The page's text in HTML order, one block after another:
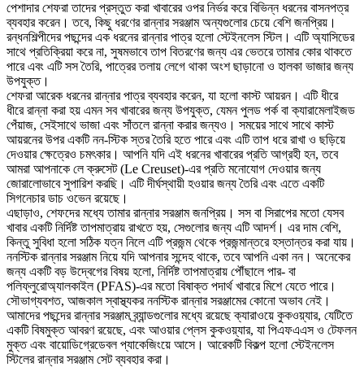
পেশাদার শেফরা তাদের প্রস্তুত করা খাবারের ওপর নির্ভর করে বিভিন্ন ধরনের বাসনপত্র
ব্যবহার করেন। তবে, কিছু ধরণের রান্নার সরঞ্জাম অন্যগুলোর চেয়ে বেশি জনপ্রিয়।
রন্ধনশিল্পীদের পছন্দের এক ধরনের রান্নার পাত্র হলো স্টেইনলেস স্টিল। এটি অ্যাসিডের
সাথে প্রতিক্রিয়া করে না, সুষমভাবে তাপ বিতরণের জন্য এর ভেতরে তামার কোর থাকতে
পারে এবং এটি সস তৈরি, পাত্রের তলায় লেগে থাকা অংশ ছাড়ানো ও হালকা ভাজার জন্য
উপযুক্ত।
শেফরা আরেক ধরনের রান্নার পাত্র ব্যবহার করেন, যা হলো কাস্ট আয়রন। এটি ধীরে
ধীরে রান্না করা হয় এমন সব খাবারের জন্য উপযুক্ত, যেমন পুলড পর্ক বা ক্যারামেলাইজড
পেঁয়াজ, সেইসাথে ভাজা এবং সাঁতলে রান্না করার জন্যও। সময়ের সাথে সাথে কাস্ট
আয়রনের উপর একটি নন-স্টিক স্তর তৈরি হতে পারে এবং এটি তাপ ধরে রাখা ও ছড়িয়ে
দেওয়ার ক্ষেত্রেও চমৎকার। আপনি যদি এই ধরনের খাবারের প্রতি আগ্রহী হন, তবে
আমরা আপনাকে লে ক্রুসেট (Le Creuset)-এর প্রতি মনোযোগ দেওয়ার জন্য
জোরালোভাবে সুপারিশ করছি। এটি দীর্ঘস্থায়ী হওয়ার জন্য তৈরি এবং এতে একটি
সিগনেচার ডাচ ওভেন রয়েছে।
এছাড়াও, শেফদের মধ্যে তামার রান্নার সরঞ্জাম জনপ্রিয়। সস বা সিরাপের মতো যেসব
খাবার একটি নির্দিষ্ট তাপমাত্রায় রাখতে হয়, সেগুলোর জন্য এটি আদর্শ। এর দাম বেশি,
কিন্তু সুবিধা হলো সঠিক যত্ন নিলে এটি প্রজন্ম থেকে প্রজন্মান্তরে হস্তান্তর করা যায়।
ননস্টিক রান্নার সরঞ্জাম নিয়ে যদি আপনার সন্দেহ থাকে, তবে আপনি একা নন। অনেকের
জন্য একটি বড় উদ্বেগের বিষয় হলো, নির্দিষ্ট তাপমাত্রায় পৌঁছালে পার- বা
পলিফ্লুরোঅ্যালকাইল (PFAS)-এর মতো বিষাক্ত পদার্থ খাবারে মিশে যেতে পারে।
সৌভাগ্যবশত, আজকাল স্বাস্থ্যকর ননস্টিক রান্নার সরঞ্জামের কোনো অভাব নেই।
আমাদের পছন্দের রান্নার সরঞ্জাম ব্র্যান্ডগুলোর মধ্যে রয়েছে ক্যারাওয়ে কুকওয়্যার, যেটিতে
একটি বিষমুক্ত আবরণ রয়েছে, এবং আওয়ার প্লেস কুকওয়্যার, যা পিএফএএস ও টেফলন
মুক্ত এবং বায়োডিগ্রেডেবল প্যাকেজিংয়ে আসে। আরেকটি বিকল্প হলো স্টেইনলেস
স্টিলের রান্নার সরঞ্জাম সেট ব্যবহার করা।